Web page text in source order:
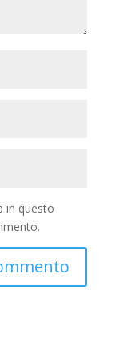
in questo